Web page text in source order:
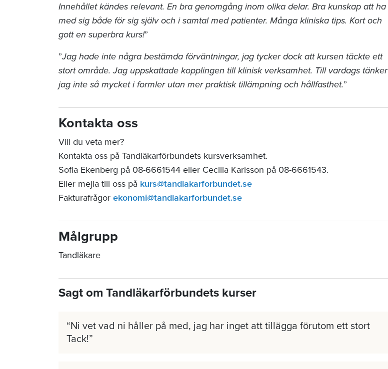
Innehållet kändes relevant. En bra genomgång inom olika delar. Bra kunskap att ha
med sig både för sig själv och i samtal med patienter. Många kliniska tips. Kort och
gott en superbra kurs!”
”Jag hade inte några bestämda förväntningar, jag tycker dock att kursen täckte ett
stort område. Jag uppskattade kopplingen till klinisk verksamhet. Till vardags tänker
jag inte så mycket i formler utan mer praktisk tillämpning och hållfasthet.”
Kontakta oss
Vill du veta mer?
Kontakta oss på Tandläkarförbundets kursverksamhet.
Sofia Ekenberg på 08-6661544 eller Cecilia Karlsson på 08-6661543.
Eller mejla till oss på kurs@tandlakarforbundet.se
Fakturafrågor ekonomi@tandlakarforbundet.se
Målgrupp
Tandläkare
Sagt om Tandläkarförbundets kurser
Ni vet vad ni håller på med, jag har inget att tillägga förutom ett stort
Tack!